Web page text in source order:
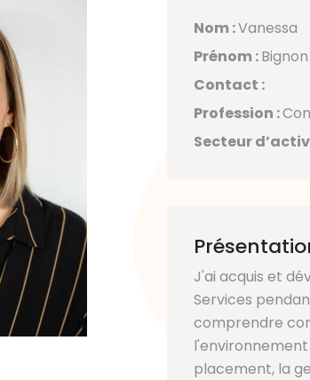
Nom :Vanessa
Prénom :Bignon
Contact :
Profession :
Secteur
J'ai acquis et
Services
comprendre
l'environnement
placement, la